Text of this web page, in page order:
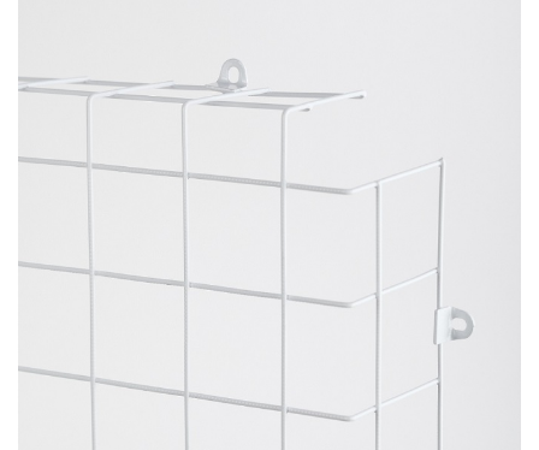
СЕТЕВЫЕ ФИЛЬТРЫ, СИЛОВЫЕ
РАЗЪЕМЫ И УДЛИНИТЕЛИ,
СИСТЕМЫ ПОЛИВА
ТОЧЕЧНЫЕ СВЕТИЛЬНИКИ
СОЛНЕЧНЫХ БАТАРЕЯХ